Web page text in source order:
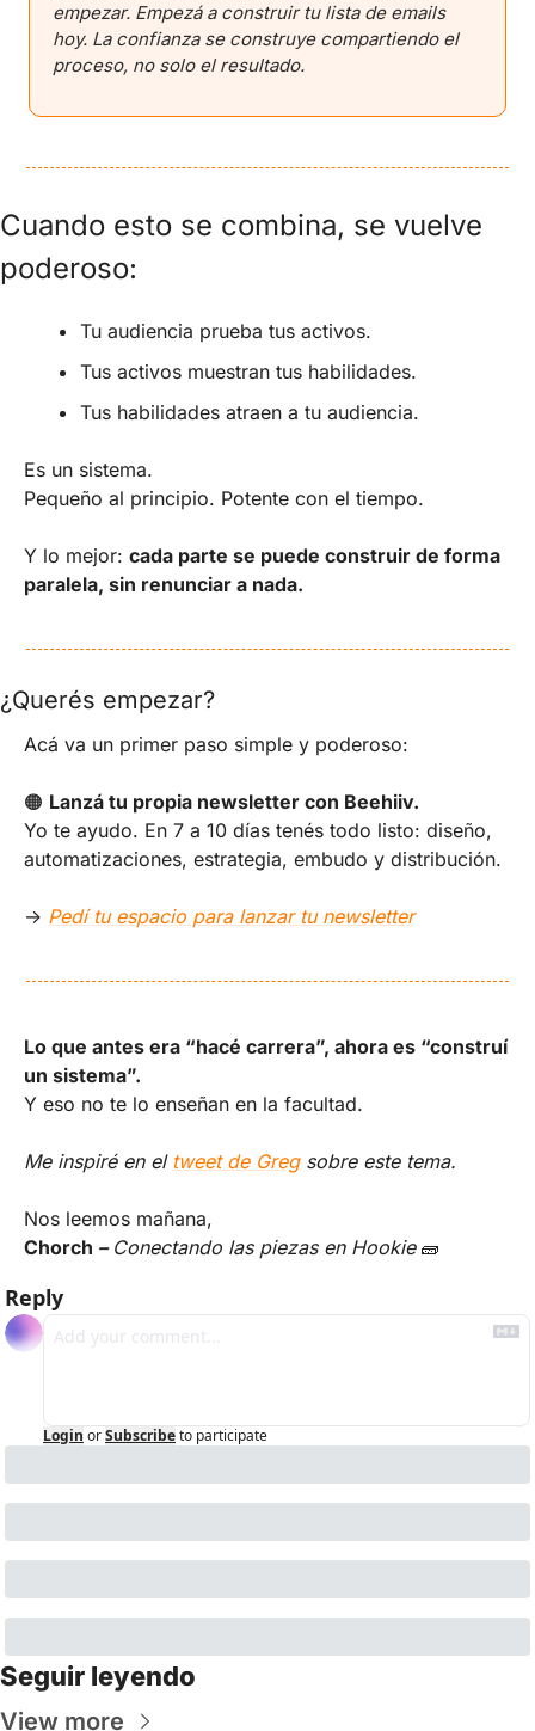
empezar. Empezá a construir tu lista de emails
hoy. La confianza se construye compartiendo el
proceso, no solo el resultado.
Cuando esto se combina, se vuelve
poderoso:
Tu audiencia prueba tus activos.
Tus activos muestran tus habilidades.
Tus habilidades atraen a tu audiencia.
Es un sistema.
Pequeño al principio. Potente con el tiempo.
Y lo mejor: cada parte se puede construir de forma
paralela, sin renunciar a nada.
¿Querés empezar?
Acá va un primer paso simple y poderoso:
🟠 Lanzá tu propia newsletter con Beehiiv.
Yo te ayudo. En 7 a 10 días tenés todo listo: diseño,
automatizaciones, estrategia, embudo y distribución.
→ Pedí tu espacio para lanzar tu newsletter
Lo que antes era “hacé carrera”, ahora es “construí
un sistema”.
Y eso no te lo enseñan en la facultad.
Me inspiré en el tweet de Greg sobre este tema.
Nos leemos mañana,
Chorch – Conectando las piezas en Hookie 🧱
Reply
Login orSubscribeto participate
Seguir leyendo
View more